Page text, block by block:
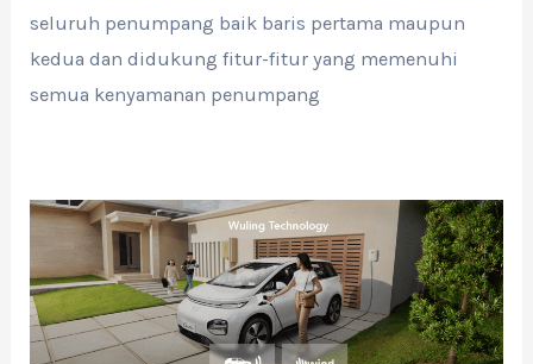
seluruh penumpang baik baris pertama maupun
kedua dan didukung fitur-fitur yang memenuhi
semua kenyamanan penumpang